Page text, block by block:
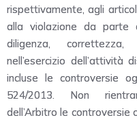
rispettivamente, agli
alla violazione da parte
diligenza,
nell’esercizio dell’attività
incluse le controversie
524/2013. Non
dell’Arbitro le controversie